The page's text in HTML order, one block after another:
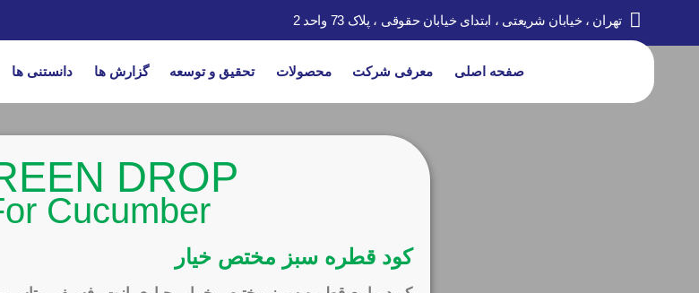
تهران ، خیابان شریعتی ، ابتدای خیابان حقوقی ، پلاک 73 واحد 2
صفحه اصلی معرفی شرکت محصولات تحقیق و توسعه گزارش ها دانستنی ها
DROP
Cucumber
کود قطره سبز مختص خیار